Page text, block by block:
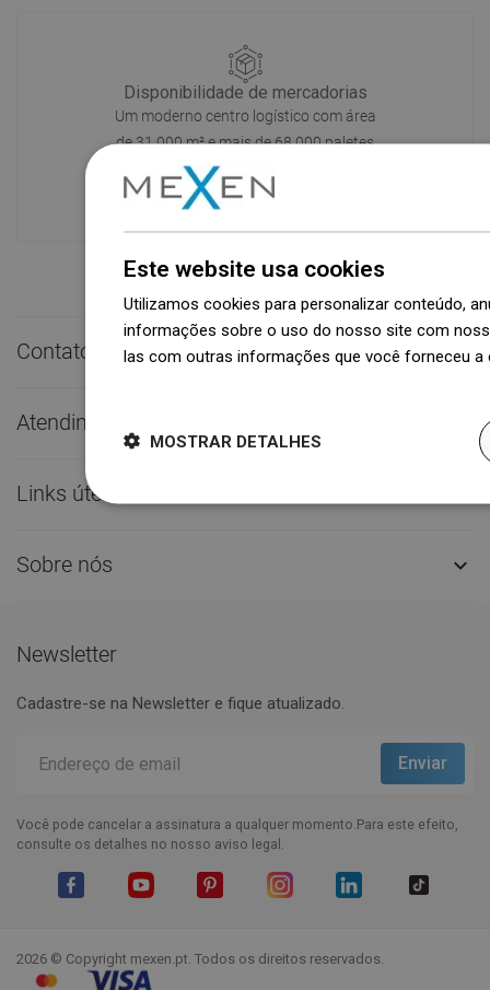
Disponibilidade de mercadorias
Um moderno centro logístico com área
de 31.000 m² e mais de 68.000 paletes
oferece mais de 1.500.000 peças de
produtos disponíveis!
Contato rápido 
Atendimento ao Cliente
Links úteis
Sobre nós 
Newsletter
Cadastre-se na Newsletter e fique atualizado.
Você pode cancelar a assinatura a qualquer momento.Para este efeito,
consulte os detalhes no nosso aviso legal.
2026 © Copyright mexen.pt. Todos os direitos reservados.
Este website usa cookies
Utilizamos cookies para personalizar conteúdo,
informações sobre o uso do nosso site com
las com outras informações que você forneceu
MOSTRAR DETALHES